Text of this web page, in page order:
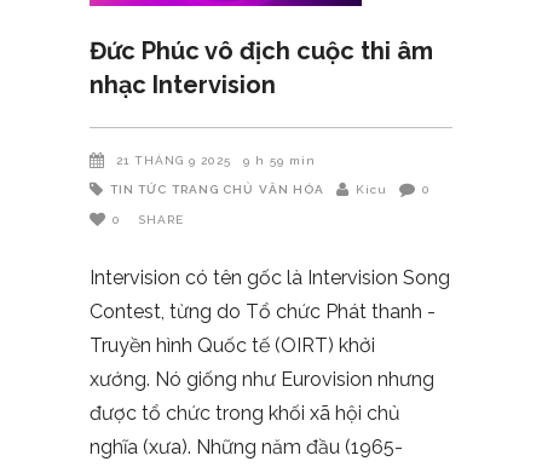
Đức Phúc vô địch cuộc thi âm
nhạc Intervision
21 THÁNG 9 2025 9 h 59 min
TIN TỨC TRANG CHỦ VĂN HÓA Kicu 0
0 SHARE
Intervision có tên gốc là Intervision Song
Contest, từng do Tổ chức Phát thanh -
Truyền hình Quốc tế (OIRT) khởi
xướng. Nó giống như Eurovision nhưng
được tổ chức trong khối xã hội chủ
nghĩa (xưa). Những năm đầu (1965-